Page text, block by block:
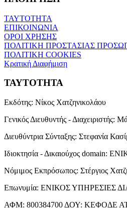
ΤΑΥΤΟΤΗΤΑ
ΕΠΙΚΟΙΝΩΝΙΑ
ΟΡΟΙ ΧΡΗΣΗΣ
ΠΟΛΙΤΙΚΗ ΠΡΟΣΤΑΣΙΑΣ
ΠΟΛΙΤΙΚΗ COOKIES
Κρατική Διαφήμιση
ΤΑΥΤΟΤΗΤΑ
Εκδότης: Νίκος Χατζηνικολάου
Γενικός Διευθυντής - Διαχειριστής:
Διευθύντρια Σύνταξης: Στεφανία
Ιδιοκτησία - Δικαιούχος domain:
Νόμιμος Εκπρόσωπος: Στέργιος
Επωνυμία: ΕΝΙΚΟΣ ΥΠΗΡΕΣΙΕΣ
ΑΦΜ: 800384700 ΔΟΥ: ΚΕΦΟΔΕ